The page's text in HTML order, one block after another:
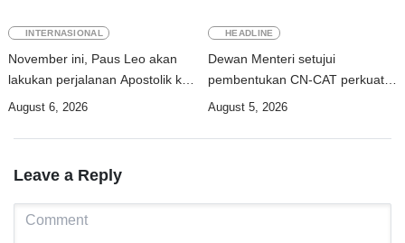
INTERNASIONAL
November ini, Paus Leo akan
lakukan perjalanan Apostolik ke
Uruguay, Argentina, dan Peru
August 6, 2026
HEADLINE
Dewan Menteri setujui
pembentukan CN-CAT perkuat
August 5, 2026
Leave a Reply